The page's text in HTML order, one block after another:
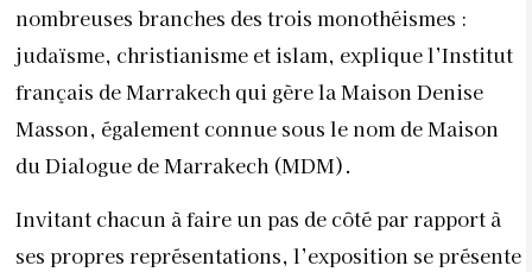
nombreuses branches des trois monothéismes :
judaïsme, christianisme et islam, explique l’Institut
français de Marrakech qui gère la Maison Denise
Masson, également connue sous le nom de Maison
du Dialogue de Marrakech (MDM).
Invitant chacun à faire un pas de côté par rapport à
ses propres représentations, l’exposition se présente